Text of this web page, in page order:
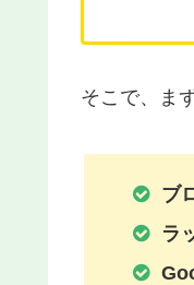
そこで、ま
ブ
ラ